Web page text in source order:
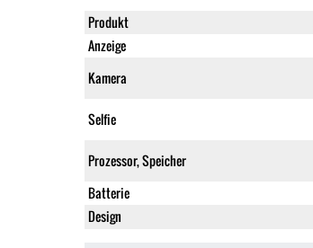
Produkt
Anzeige
Kamera
Selfie
Prozessor, Speicher
Batterie
Design